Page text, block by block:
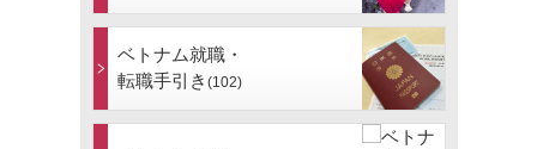
ベトナム就職・
転職手引き (102)